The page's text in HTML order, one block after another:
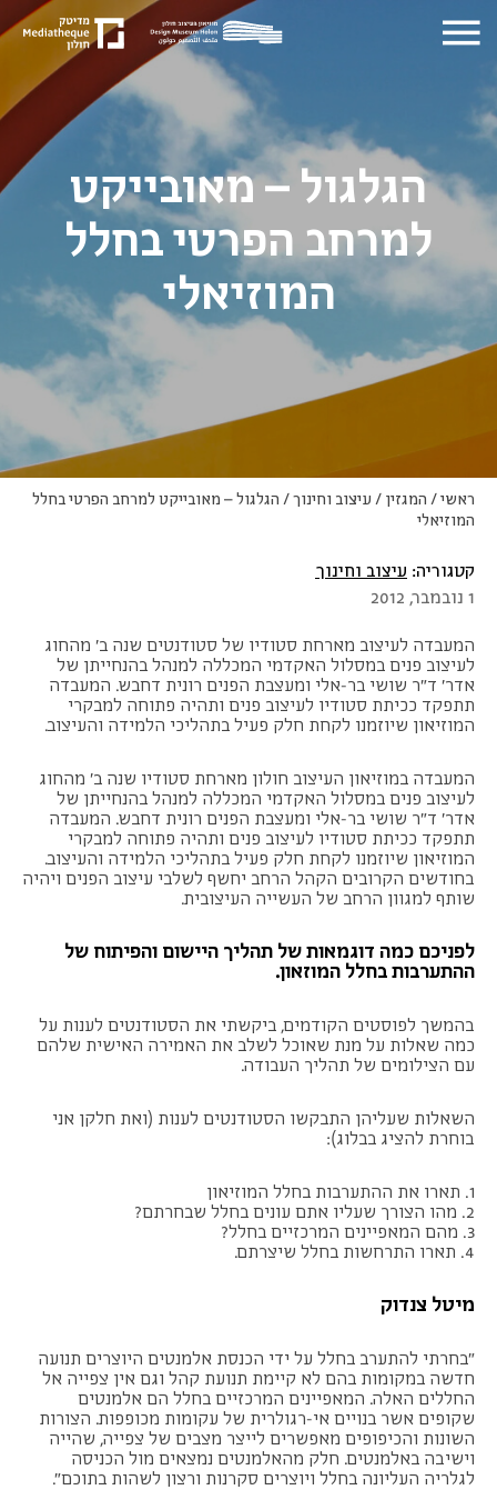
הגלגול – מאובייקט
למרחב הפרטי בחלל
המוזיאלי
ראשי/ המגזין / עיצוב וחינוך/ הגלגול – מאובייקט למרחב הפרטי בחלל
המוזיאלי
קטגוריה: עיצוב וחינוך
1 נובמבר, 2012
המעבדה לעיצוב מארחת סטודיו של סטודנטים שנה ב' מהחוג
לעיצוב פנים במסלול האקדמי המכללה למנהל בהנחייתן של
אדר' ד"ר שושי בר-אלי ומעצבת הפנים רונית דחבש. המעבדה
תתפקד ככיתת סטודיו לעיצוב פנים ותהיה פתוחה למבקרי
המוזיאון שיוזמנו לקחת חלק פעיל בתהליכי הלמידה והעיצוב.
המעבדה במוזיאון העיצוב חולון מארחת סטודיו שנה ב' מהחוג
לעיצוב פנים במסלול האקדמי המכללה למנהל בהנחייתן של
אדר' ד"ר שושי בר-אלי ומעצבת הפנים רונית דחבש. המעבדה
תתפקד ככיתת סטודיו לעיצוב פנים ותהיה פתוחה למבקרי
המוזיאון שיוזמנו לקחת חלק פעיל בתהליכי הלמידה והעיצוב.
בחודשים הקרובים הקהל הרחב יחשף לשלבי עיצוב הפנים ויהיה
שותף למגוון הרחב של העשייה העיצובית.
לפניכם כמה דוגמאות של תהליך היישום והפיתוח של
ההתערבות בחלל המוזאון.
בהמשך לפוסטים הקודמים, ביקשתי את הסטודנטים לענות על
כמה שאלות על מנת שאוכל לשלב את האמירה האישית שלהם
עם הצילומים של תהליך העבודה.
השאלות שעליהן התבקשו הסטודנטים לענות (ואת חלקן אני
בוחרת להציג בבלוג):
1. תארו את ההתערבות בחלל המוזיאון
2. מהו הצורך שעליו אתם עונים בחלל שבחרתם?
3. מהם המאפיינים המרכזיים בחלל?
4. תארו התרחשות בחלל שיצרתם.
מיטל צנדוק
"בחרתי להתערב בחלל על ידי הכנסת אלמנטים היוצרים תנועה
חדשה במקומות בהם לא קיימת תנועת קהל וגם אין צפייה אל
החללים האלה. המאפיינים המרכזיים בחלל הם אלמנטים
שקופים אשר בנויים אי-רגולרית של עקומות מכופפות. הצורות
השונות והכיפופים מאפשרים לייצר מצבים של צפייה, שהייה
וישיבה באלמנטים. חלק מהאלמנטים נמצאים מול הכניסה
לגלריה העליונה בחלל ויוצרים סקרנות ורצון לשהות בתוכם".